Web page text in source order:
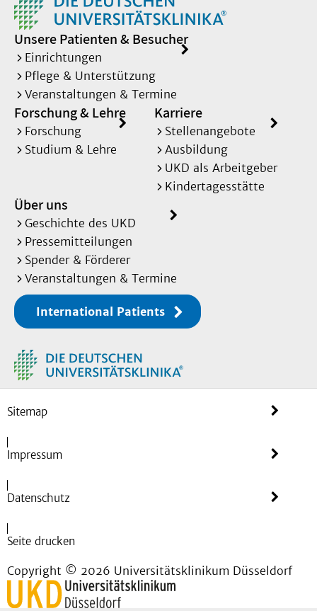
Unsere Patienten & Besucher
Einrichtungen
Pflege & Unterstützung
Veranstaltungen & Termine
Forschung & Lehre
Forschung
Studium & Lehre
Karriere
Stellenangebote
Ausbildung
UKD als Arbeitgeber
Kindertagesstätte
Über uns
Geschichte des UKD
Pressemitteilungen
Spender & Förderer
Veranstaltungen & Termine
International Patients
Sitemap
Impressum
Datenschutz
Seite drucken
Copyright © 2026 Universitätsklinikum Düsseldorf